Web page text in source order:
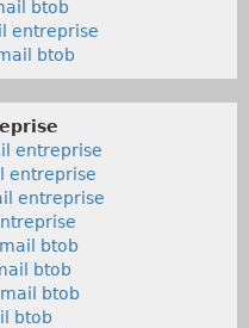
btob
entreprise
btob
entreprise
entreprise
entreprise
btob
btob
btob
btob